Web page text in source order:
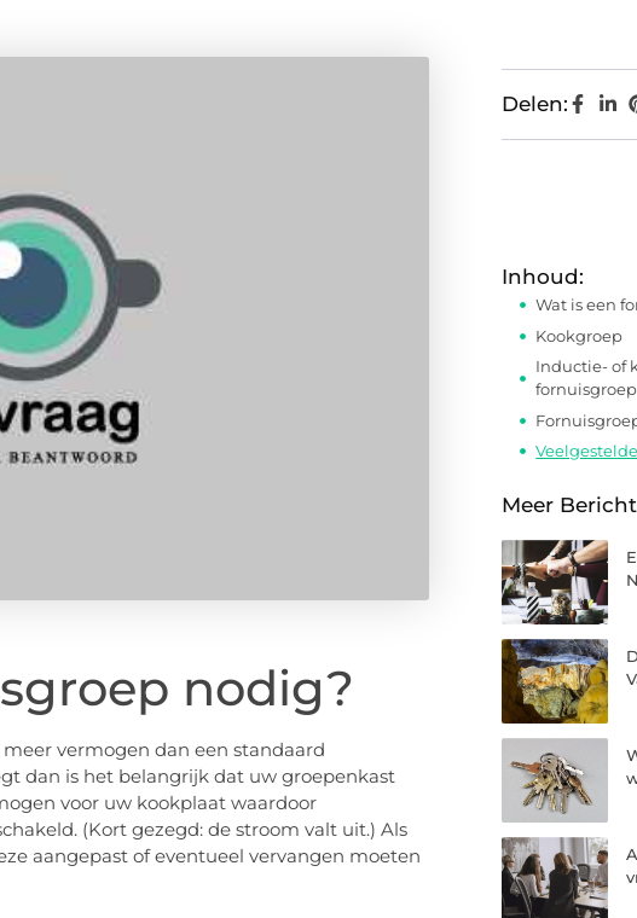
nodig?
vermogen dan een standaard
dan is het belangrijk dat uw groepenkast
voor uw kookplaat waardoor
(Kort gezegd: de stroom valt uit.) Als
aangepast of eventueel vervangen moeten
Delen:
Inhoud:
Wat is een
Kookgroep
Inductie- of
fornuisgroep
Meer